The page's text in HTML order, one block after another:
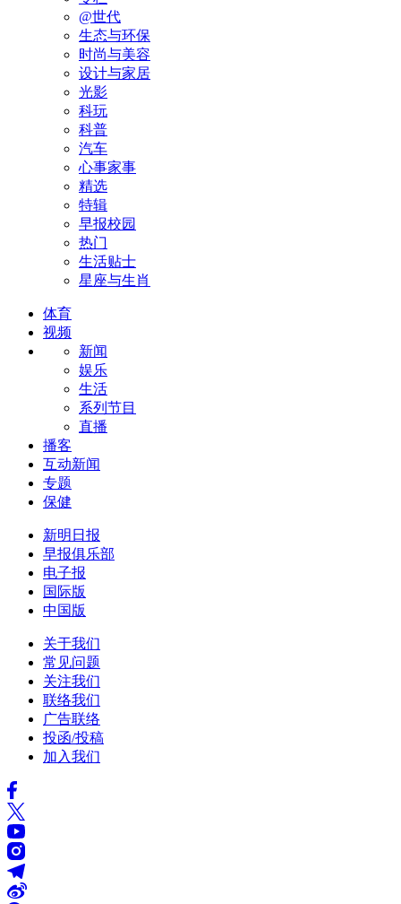
@世代
生态与环保
时尚与美容
设计与家居
光影
科玩
科普
汽车
心事家事
精选
特辑
早报校园
热门
生活贴士
星座与生肖
体育
视频
新闻
娱乐
生活
系列节目
直播
播客
互动新闻
专题
保健
新明日报
早报俱乐部
电子报
国际版
中国版
关于我们
常见问题
关注我们
联络我们
广告联络
投函/投稿
加入我们